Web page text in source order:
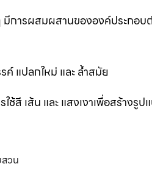
การผสมผสานขององค์ประกอบ
แปลกใหม่ และ ล้ำสมัย
เส้น และ แสงเงาเพื่อสร้างรูป
วน